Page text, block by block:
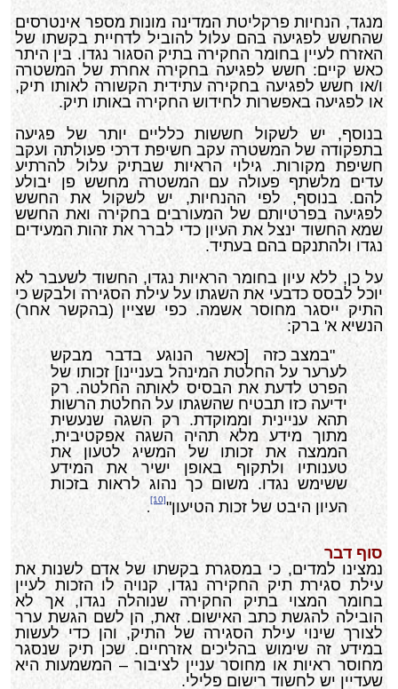
מנגד, הנחיות פרקליטת המדינה מונות מספר אינטרסים
שהחשש לפגיעה בהם עלול להוביל לדחיית בקשתו של
האזרח לעיין בחומר החקירה בתיק הסגור נגדו. בין היתר
כאש קיים: חשש לפגיעה בחקירה אחרת של המשטרה
ו/או חשש לפגיעה בחקירה עתידית הקשורה לאותו תיק,
או לפגיעה באפשרות לחידוש החקירה באותו תיק.
בנוסף, יש לשקול חששות כלליים יותר של פגיעה
בתפקודה של המשטרה עקב חשיפת דרכי פעולתה ועקב
חשיפת מקורות. גילוי הראיות שבתיק עלול להרתיע
עדים מלשתף פעולה עם המשטרה מחשש פן יבולע
להם. בנוסף, לפי ההנחיות, יש לשקול את החשש
לפגיעה בפרטיותם של המעורבים בחקירה ואת החשש
שמא החשוד ינצל את העיון כדי לברר את זהות המעידים
נגדו ולהתנקם בהם בעתיד.
על כן, ללא עיון בחומר הראיות נגדו, החשוד לשעבר לא
יוכל לבסס כדבעי את השגתו על עילת הסגירה ולבקש כי
התיק ייסגר מחוסר אשמה. כפי שציין (בהקשר אחר)
הנשיא א' ברק:
"במצב כזה [כאשר הנוגע בדבר מבקש
לערער על החלטת המינהל בעניינו] זכותו של
הפרט לדעת את הבסיס לאותה החלטה. רק
ידיעה כזו תבטיח שהשגתו על החלטת הרשות
תהא עניינית וממוקדת. רק השגה שנעשית
מתוך מידע מלא תהיה השגה אפקטיבית,
הממצה את זכותו של המשיג לטעון את
טענותיו ולתקוף באופן ישיר את המידע
ששימש נגדו. משום כך נהוג לראות בזכות
העיון היבט של זכות הטיעון"[10]
.
סוף דבר
נמצינו למדים, כי במסגרת בקשתו של אדם לשנות את
עילת סגירת תיק החקירה נגדו, קנויה לו הזכות לעיין
בחומר המצוי בתיק החקירה שנוהלה נגדו, אך לא
הובילה להגשת כתב האישום. זאת, הן לשם הגשת ערר
לצורך שינוי עילת הסגירה של התיק, והן כדי לעשות
במידע זה שימוש בהליכים אזרחיים. שכן תיק שנסגר
מחוסר ראיות או מחוסר עניין לציבור – המשמעות היא
שעדיין יש לחשוד רישום פלילי.